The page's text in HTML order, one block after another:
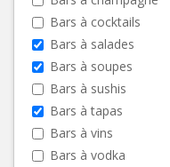
Bars à cocktails
Bars à salades
Bars à soupes
Bars à sushis
Bars à tapas
Bars à vins
Bars à vodka